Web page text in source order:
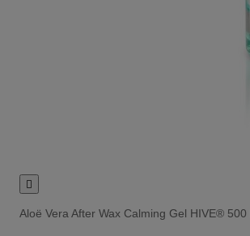

Aloë Vera After Wax Calming Gel HIVE® 500